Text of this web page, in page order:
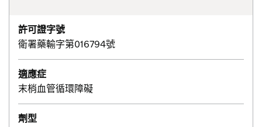
許可證字號
衛署藥輸字第016794號
適應症
末梢血管循環障礙
劑型